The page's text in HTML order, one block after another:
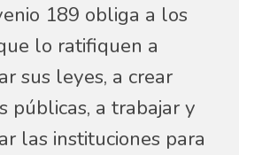
189 obliga a los
lo ratifiquen a
sus leyes, a crear
públicas, a trabajar y
las instituciones para